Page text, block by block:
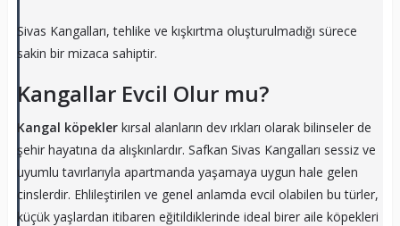
Sivas Kangalları, tehlike ve kışkırtma oluşturulmadığı sürece
sakin bir mizaca sahiptir.
Kangallar Evcil Olur mu?
Kangal köpeklerkırsal alanların dev ırkları olarak bilinseler de
şehir hayatına da alışkınlardır. Safkan Sivas Kangalları sessiz ve
uyumlu tavırlarıyla apartmanda yaşamaya uygun hale gelen
cinslerdir. Ehlileştirilen ve genel anlamda evcil olabilen bu türler,
küçük yaşlardan itibaren eğitildiklerinde ideal birer aile köpekleri